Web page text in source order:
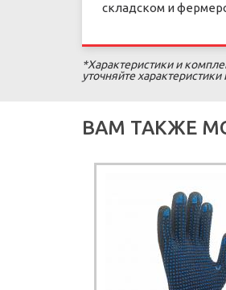
складском и
*Характеристики и
уточняйте
ВАМ ТАКЖЕ